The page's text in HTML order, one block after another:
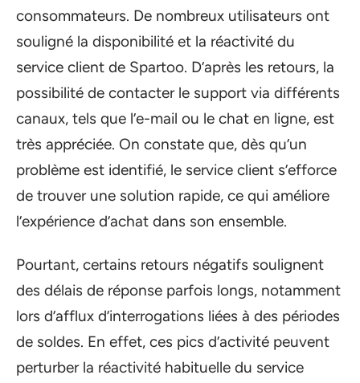
consommateurs. De nombreux utilisateurs ont
souligné la disponibilité et la réactivité du
service client de Spartoo. D’après les retours, la
possibilité de contacter le support via différents
canaux, tels que l’e-mail ou le chat en ligne, est
très appréciée. On constate que, dès qu’un
problème est identifié, le service client s’efforce
de trouver une solution rapide, ce qui améliore
l’expérience d’achat dans son ensemble.
Pourtant, certains retours négatifs soulignent
des délais de réponse parfois longs, notamment
lors d’afflux d’interrogations liées à des périodes
de soldes. En effet, ces pics d’activité peuvent
perturber la réactivité habituelle du service